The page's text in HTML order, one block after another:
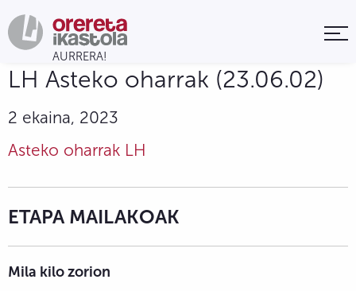
LH Asteko oharrak (23.06.02)
2 ekaina, 2023
Asteko oharrak LH
ETAPA MAILAKOAK
Mila kilo zorion